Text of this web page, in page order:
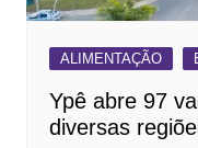
ALIMENTAÇÃO
Ypê abre 97
diversas